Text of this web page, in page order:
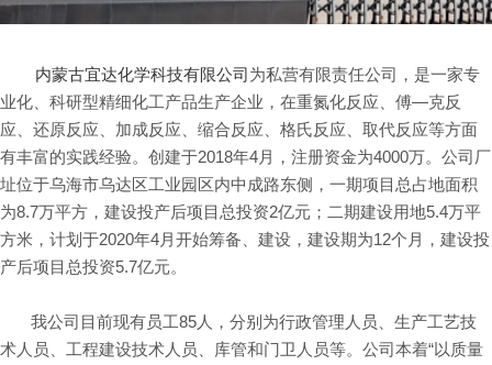
内蒙古宜达化学科技有限公司为私营有限责任公司，是一家专
业化、科研型精细化工产品生产企业，在重氮化反应、傅—克反
应、还原反应、加成反应、缩合反应、格氏反应、取代反应等方面
有丰富的实践经验。创建于2018年4月，注册资金为4000万。公司厂
址位于乌海市乌达区工业园区内中成路东侧，一期项目总占地面积
为8.7万平方，建设投产后项目总投资2亿元；二期建设用地5.4万平
方米，计划于2020年4月开始筹备、建设，建设期为12个月，建设投
产后项目总投资5.7亿元。
我公司目前现有员工85人，分别为行政管理人员、生产工艺技
术人员、工程建设技术人员、库管和门卫人员等。公司本着“以质量